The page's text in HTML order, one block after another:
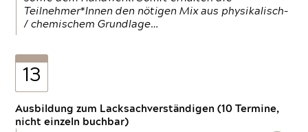
Teilnehmer*Innen den nötigen Mix aus physikalisch-
/ chemischem Grundlage…
13
Ausbildung zum Lacksachverständigen (10 Termine,
nicht einzeln buchbar)